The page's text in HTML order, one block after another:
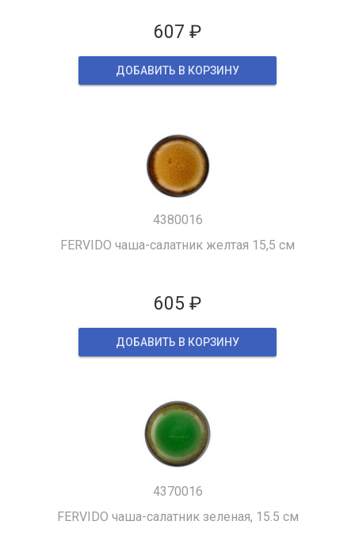
607 ₽
ДОБАВИТЬ В КОРЗИНУ
4380016
FERVIDО чаша-салатник желтая 15,5 см
605 ₽
ДОБАВИТЬ В КОРЗИНУ
4370016
FERVIDО чаша-салатник зеленая, 15.5 см